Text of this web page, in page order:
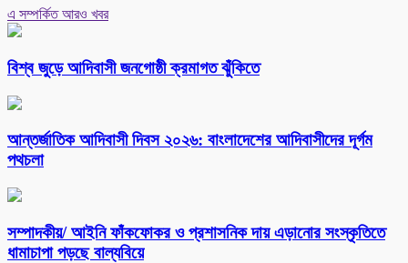
এ সম্পর্কিত আরও খবর
বিশ্ব জুড়ে আদিবাসী জনগোষ্ঠী ক্রমাগত ঝুঁকিতে
আন্তর্জাতিক আদিবাসী দিবস ২০২৬: বাংলাদেশের আদিবাসীদের দূর্গম
পথচলা
সম্পাদকীয়/ আইনি ফাঁকফোকর ও প্রশাসনিক দায় এড়ানোর সংস্কৃতিতে
ধামাচাপা পড়ছে বাল্যবিয়ে